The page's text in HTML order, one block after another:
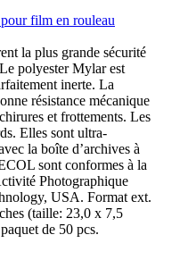
film en rouleau
la plus grande sécurité
polyester Mylar est
inerte. La
résistance mécanique
et frottements. Les
Elles sont ultra-
la boîte d’archives à
sont conformes à la
Photographique
USA. Format ext.
(taille: 23,0 x 7,5
de 50 pcs.